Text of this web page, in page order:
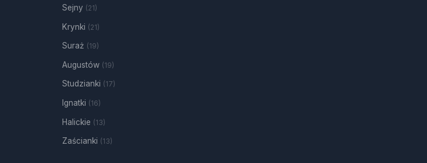
Sejny (21)
Krynki (21)
Suraż (19)
Augustów (19)
Studzianki (17)
Ignatki (16)
Halickie (13)
Zaścianki (13)